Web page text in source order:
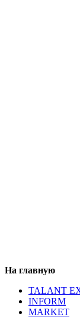
На главную
TALANT
INFORM
MARKET